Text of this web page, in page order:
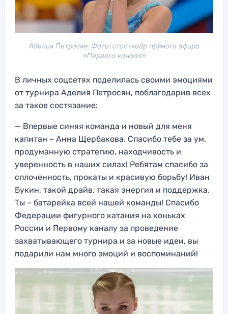
Аделия Петросян. Фото: стоп-кадр прямого эфира
«Первого канала»
В личных соцсетях поделилась своими эмоциями
от турнира Аделия Петросян, поблагодарив всех
за такое состязание:
— Впервые синяя команда и новый для меня
капитан – Анна Щербакова. Спасибо тебе за ум,
продуманную стратегию, находчивость и
уверенность в наших силах! Ребятам спасибо за
сплоченность, прокаты и красивую борьбу! Иван
Букин, такой драйв, такая энергия и поддержка.
Ты – батарейка всей нашей команды! Спасибо
Федерации фигурного катания на коньках
России и Первому каналу за проведение
захватывающего турнира и за новые идеи, вы
подарили нам много эмоций и воспоминаний!